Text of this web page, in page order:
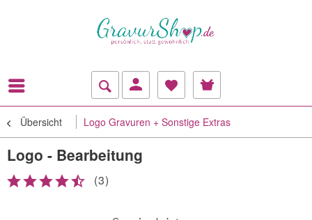
Übersicht Logo Gravuren + Sonstige Extras
Logo - Bearbeitung
(3)